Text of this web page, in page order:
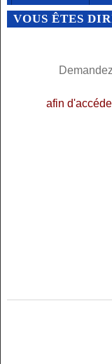
VOUS ÊTES
afin